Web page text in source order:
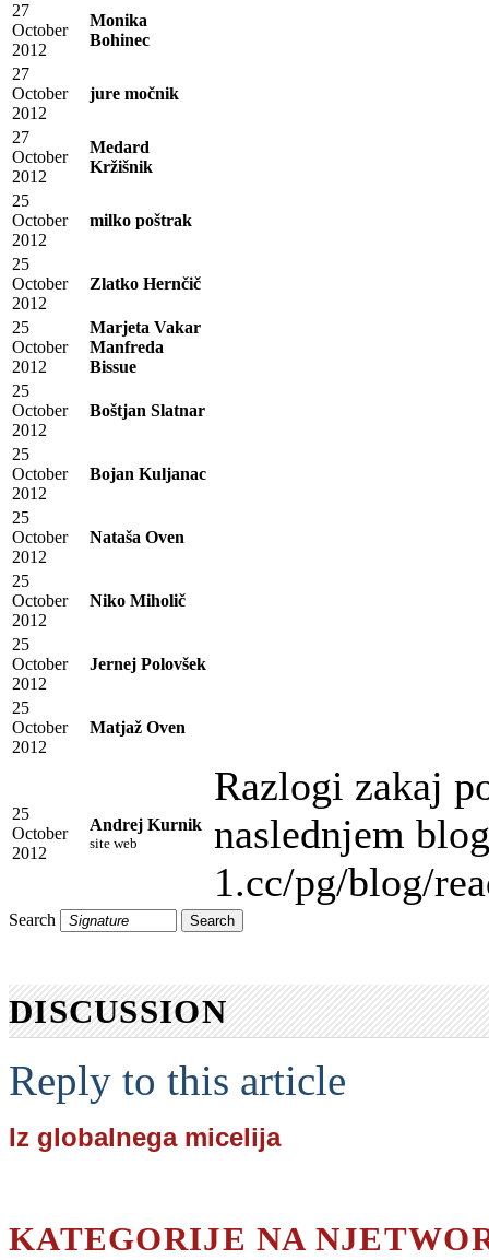
27
October
2012
Monika
Bohinec
27
October
2012
jure močnik
27
October
2012
Medard
Kržišnik
25
October
2012
milko poštrak
25
October
2012
Zlatko Hernčič
25
October
2012
Marjeta Vakar
Manfreda
Bissue
25
October
2012
Boštjan Slatnar
25
October
2012
Bojan Kuljanac
25
October
2012
Nataša Oven
25
October
2012
Niko Miholič
25
October
2012
Jernej Polovšek
25
October
2012
Matjaž Oven
25
October
2012
Andrej Kurnik
site web
Razlogi zakaj
naslednjem
1.cc/pg/blog/
Search
DISCUSSION
Reply to this article
Iz globalnega micelija
KATEGORIJE NA